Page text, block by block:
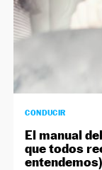
CONDUCIR
El manual
que todos
entendemos)